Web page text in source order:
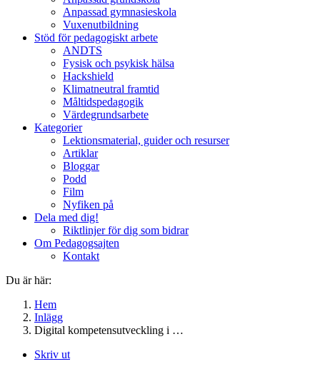
Anpassad gymnasieskola
Vuxenutbildning
Stöd för pedagogiskt arbete
ANDTS
Fysisk och psykisk hälsa
Hackshield
Klimatneutral framtid
Måltidspedagogik
Värdegrundsarbete
Kategorier
Lektionsmaterial, guider och resurser
Artiklar
Bloggar
Podd
Film
Nyfiken på
Dela med dig!
Riktlinjer för dig som bidrar
Om Pedagogsajten
Kontakt
Du är här:
Hem
Inlägg
Digital kompetensutveckling i …
Skriv ut